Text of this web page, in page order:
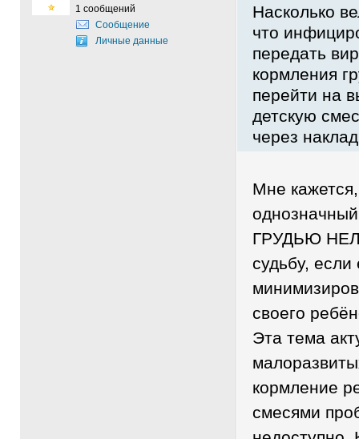
1 сообщений
Сообщение
Личные данные
Насколько
что
передать
кормления
перейти на
детскую
через
Мне
ГРУДЬЮ
судьбу,
своего
Эта тема
кормление
смесями